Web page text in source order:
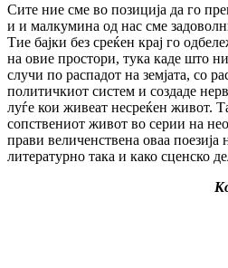
Сите ние сме во позиција да го
и и малкумина од нас сме
Тие бајки без среќен крај го
на овие простори, тука каде што
случи по распадот на земјата, со
политичкиот систем и создаде
луѓе кои живеат несреќен живот.
сопствениот живот во серии на
прави величенствена оваа
литературно така и како сценско